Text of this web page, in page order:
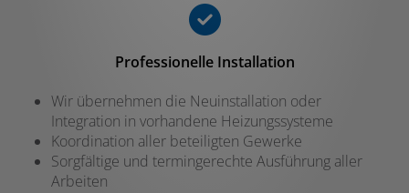
Professionelle Installation
Wir übernehmen die Neuinstallation oder
Integration in vorhandene Heizungssysteme
Koordination aller beteiligten Gewerke
Sorgfältige und termingerechte Ausführung aller
Arbeiten